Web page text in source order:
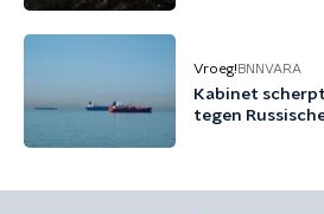
Vroeg! BNNVARA
Kabinet
tegen